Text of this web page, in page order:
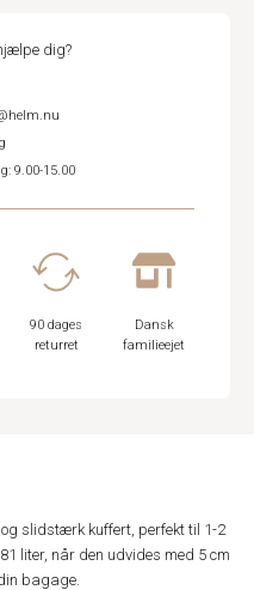
dig?
9.00-15.00
90 dages
returret
Dansk
familieejet
slidstærk kuffert, perfekt til 1-2
liter, når den udvides med 5 cm
bagage.